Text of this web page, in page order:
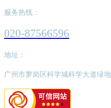
服务热线：
020-87566596
地址：
广州市萝岗区科学城科学大道绿